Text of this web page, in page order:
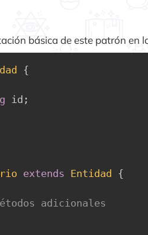
básica de este patrón en
{
id ;
extends Entidad {
adicionales